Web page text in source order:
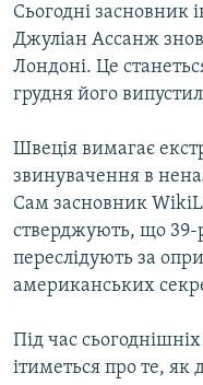
СПОРТ
УКРАЇНА
СВІТ
ТИ ЯК?
СХЕМИ
КИТАЙ.ВИКЛИКИ
ФОТО
СПЕЦПРОЄКТИ
ПОДКАСТИ
РУС
УКР
Сьогодні засновник
Джуліан Ассанж
Лондоні. Це
грудня його
Швеція вимагає
звинувачення в
Сам засновник
стверджують, що 39-
переслідують за
американських
Під час
ітиметься про те, як